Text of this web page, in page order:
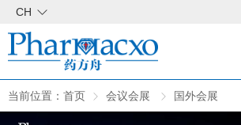
CH
当前位置： 首页 会议会展 国外会展